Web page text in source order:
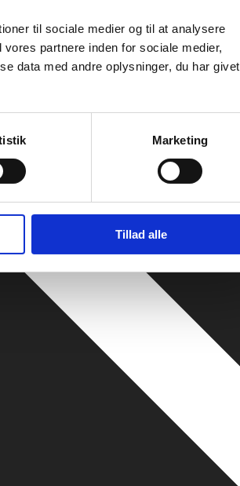
til sociale medier og til at analysere
partnere inden for sociale medier,
data med andre oplysninger, du har givet
Marketing
Tillad alle